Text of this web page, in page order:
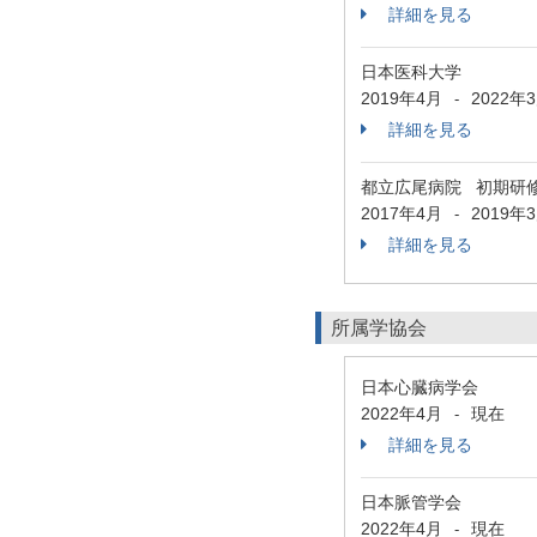
詳細を見る
日本医科大学
2019年4月
-
2022年3
詳細を見る
都立広尾病院 初期研
2017年4月
-
2019年3
詳細を見る
所属学協会
日本心臓病学会
2022年4月
-
現在
詳細を見る
日本脈管学会
2022年4月
-
現在